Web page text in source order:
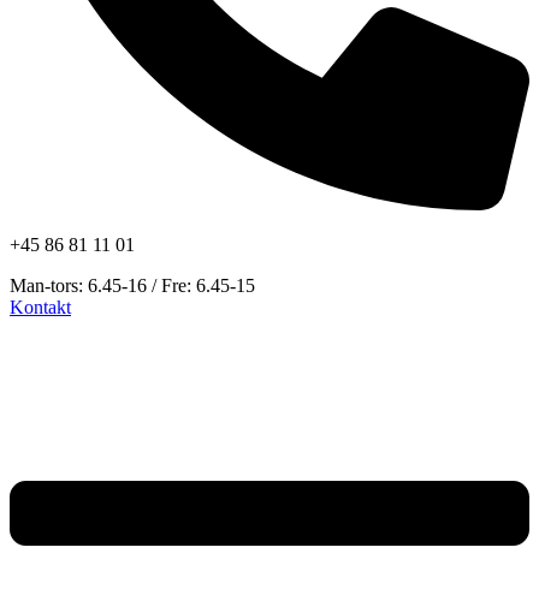
+45 86 81 11 01
Man-tors: 6.45-16 / Fre: 6.45-15
Kontakt